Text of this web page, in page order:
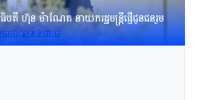
មនុស្សបើក(ដ្រូន)»។
បតី ហ៊ុន ម៉ាណែត នាយករដ្ឋមន្រ្តីផ្ញើជូនជនរួម